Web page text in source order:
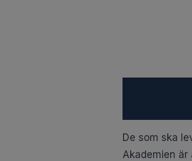
De som ska
Akademien